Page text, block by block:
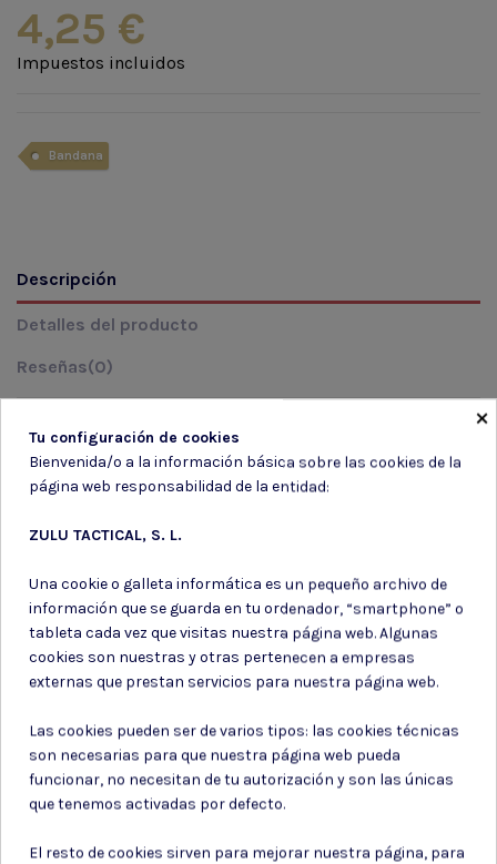
4,25 €
Impuestos incluidos
Bandana
Descripción
Detalles del producto
Reseñas(0)
MODELO: 12229000 Color: 61 CALAVERA Talla: GORR
Suscríbete a nuestro boletín
información de contacto en el aviso legal.
Consiento el uso de mis datos para los fines indicados en la
Política de privacidad
Consiento el uso de mis datos personales para recibir publicidad
de su entidad.
×
Tu configuración de cookies
Bienvenida/o a la información básica sobre las cookies de la
página web responsabilidad de la entidad:
ZULU TACTICAL, S. L.
Una cookie o galleta informática es un pequeño archivo de
información que se guarda en tu ordenador, “smartphone” o
tableta cada vez que visitas nuestra página web. Algunas
cookies son nuestras y otras pertenecen a empresas
externas que prestan servicios para nuestra página web.
Las cookies pueden ser de varios tipos: las cookies técnicas
son necesarias para que nuestra página web pueda
funcionar, no necesitan de tu autorización y son las únicas
que tenemos activadas por defecto.
El resto de cookies sirven para mejorar nuestra página, para